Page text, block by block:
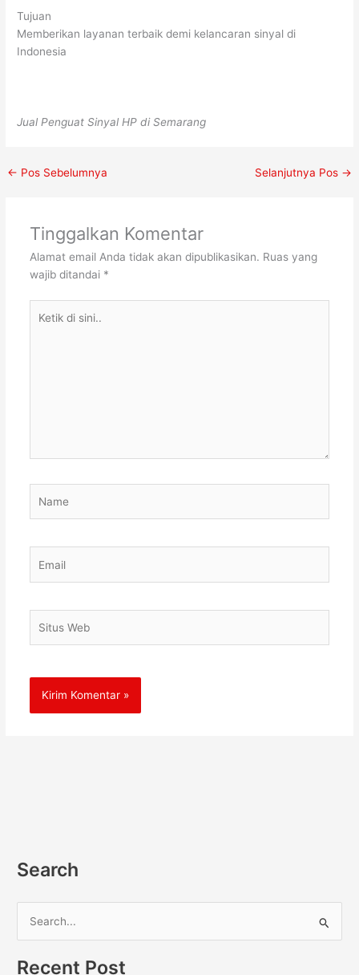
Tujuan
Memberikan layanan terbaik demi kelancaran sinyal di
Indonesia
Jual Penguat Sinyal HP di Semarang
← Pos Sebelumnya Selanjutnya Pos →
Tinggalkan Komentar
Alamat email Anda tidak akan dipublikasikan. Ruas yang
wajib ditandai *
Web
Search
r
Recent Post